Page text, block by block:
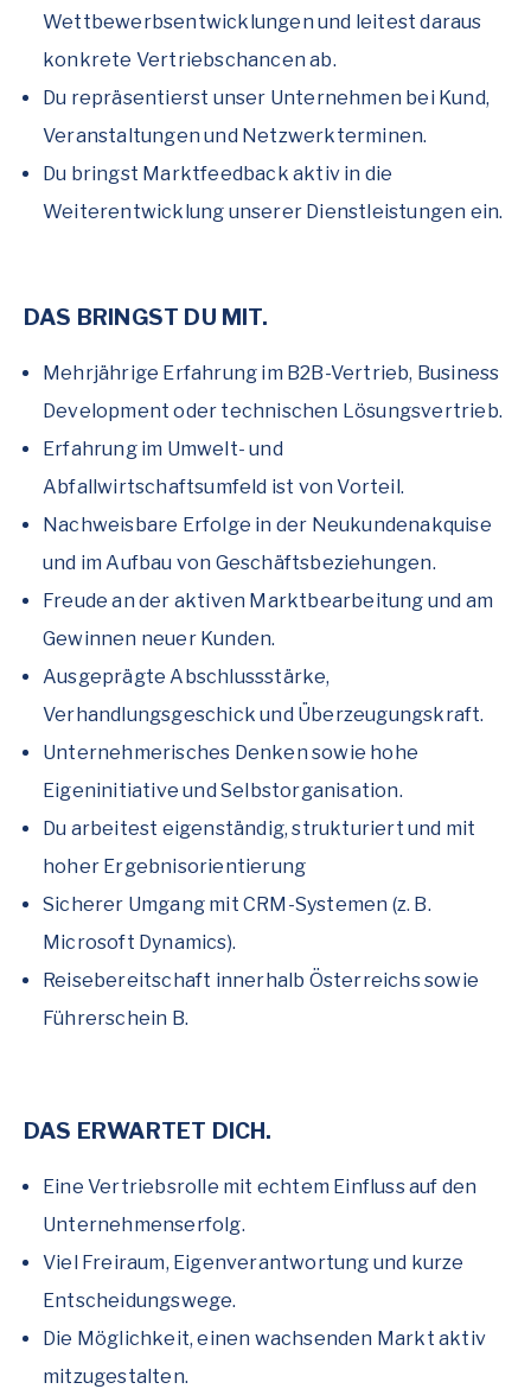
Wettbewerbsentwicklungen und leitest daraus
konkrete Vertriebschancen ab.
Du repräsentierst unser Unternehmen bei Kund,
Veranstaltungen und Netzwerkterminen.
Du bringst Marktfeedback aktiv in die
Weiterentwicklung unserer Dienstleistungen ein.
DAS BRINGST DU MIT.
Mehrjährige Erfahrung im B2B-Vertrieb, Business
Development oder technischen Lösungsvertrieb.
Erfahrung im Umwelt- und
Abfallwirtschaftsumfeld ist von Vorteil.
Nachweisbare Erfolge in der Neukundenakquise
und im Aufbau von Geschäftsbeziehungen.
Freude an der aktiven Marktbearbeitung und am
Gewinnen neuer Kunden.
Ausgeprägte Abschlussstärke,
Verhandlungsgeschick und Überzeugungskraft.
Unternehmerisches Denken sowie hohe
Eigeninitiative und Selbstorganisation.
Du arbeitest eigenständig, strukturiert und mit
hoher Ergebnisorientierung
Sicherer Umgang mit CRM-Systemen (z. B.
Microsoft Dynamics).
Reisebereitschaft innerhalb Österreichs sowie
Führerschein B.
DAS ERWARTET DICH.
Eine Vertriebsrolle mit echtem Einfluss auf den
Unternehmenserfolg.
Viel Freiraum, Eigenverantwortung und kurze
Entscheidungswege.
Die Möglichkeit, einen wachsenden Markt aktiv
mitzugestalten.